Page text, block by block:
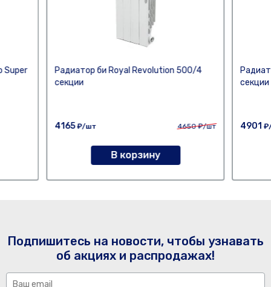
Super
Радиатор би Royal Revolution 500/4
секции
4165₽/шт 4650₽/шт
В корзину
секции
4901
Подпишитесь на новости, чтобы узнавать
об акциях и распродажах!